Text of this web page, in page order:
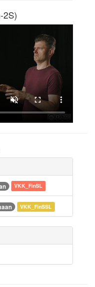
2S)
VKK_FinSL
VKK_FinSSL